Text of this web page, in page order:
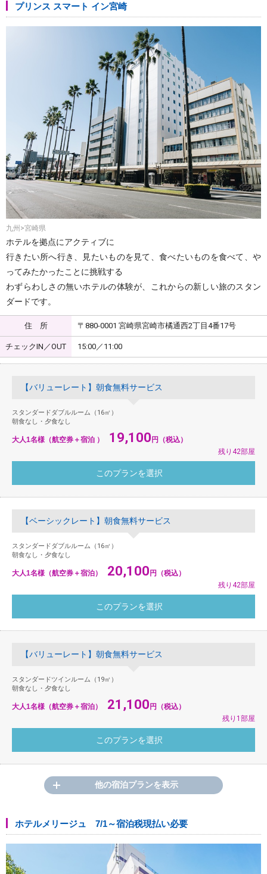
プリンス スマート イン宮崎
九州>宮崎県
ホテルを拠点にアクティブに
行きたい所へ行き、見たいものを見て、食べたいものを食べて、や
ってみたかったことに挑戦する
わずらわしさの無いホテルの体験が、これからの新しい旅のスタン
ダードです。
住 所 〒880-0001 宮崎県宮崎市橘通西2丁目4番17号
チェックIN／OUT 15:00／11:00
【バリューレート】朝食無料サービス
スタンダードダブルルーム（16㎡）
朝食なし・夕食なし
大人1名様（航空券＋宿泊 ） 19,100 円（税込）
残り42部屋
【ベーシックレート】朝食無料サービス
スタンダードダブルルーム（16㎡）
朝食なし・夕食なし
大人1名様（航空券＋宿泊） 20,100 円（税込）
残り42部屋
【バリューレート】朝食無料サービス
スタンダードツインルーム（19㎡）
朝食なし・夕食なし
大人1名様（航空券＋宿泊） 21,100 円（税込）
残り1部屋
他の宿泊プランを表示
ホテルメリージュ 7/1～宿泊税現払い必要